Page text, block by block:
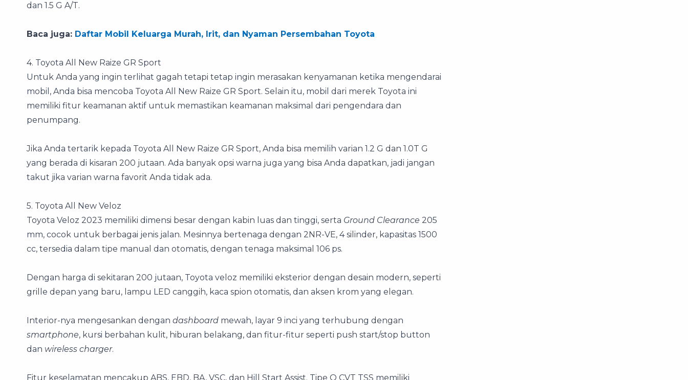
dan 1.5 G A/T.
Baca juga: Daftar Mobil Keluarga Murah, Irit, dan Nyaman Persembahan Toyota
4. Toyota All New Raize GR Sport
Untuk Anda yang ingin terlihat gagah tetapi tetap ingin merasakan kenyamanan ketika mengendarai
mobil, Anda bisa mencoba Toyota All New Raize GR Sport. Selain itu, mobil dari merek Toyota ini
memiliki fitur keamanan aktif untuk memastikan keamanan maksimal dari pengendara dan
penumpang.
Jika Anda tertarik kepada Toyota All New Raize GR Sport, Anda bisa memilih varian 1.2 G dan 1.0T G
yang berada di kisaran 200 jutaan. Ada banyak opsi warna juga yang bisa Anda dapatkan, jadi jangan
takut jika varian warna favorit Anda tidak ada.
5. Toyota All New Veloz
Toyota Veloz 2023 memiliki dimensi besar dengan kabin luas dan tinggi, serta Ground Clearance 205
mm, cocok untuk berbagai jenis jalan. Mesinnya bertenaga dengan 2NR-VE, 4 silinder, kapasitas 1500
cc, tersedia dalam tipe manual dan otomatis, dengan tenaga maksimal 106 ps.
Dengan harga di sekitaran 200 jutaan, Toyota veloz memiliki eksterior dengan desain modern, seperti
grille depan yang baru, lampu LED canggih, kaca spion otomatis, dan aksen krom yang elegan.
Interior-nya mengesankan dengan dashboard mewah, layar 9 inci yang terhubung dengan
smartphone, kursi berbahan kulit, hiburan belakang, dan fitur-fitur seperti push start/stop button
dan wireless charger.
Fitur keselamatan mencakup ABS, EBD, BA, VSC, dan Hill Start Assist. Tipe Q CVT TSS memiliki